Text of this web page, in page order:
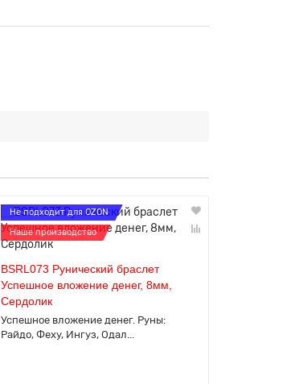
Не подходит для OZON
Наше производство
BSRL073 Рунический браслет
Успешное вложение денег, 8мм,
Сердолик
Успешное вложение денег. Руны:
Райдо, Феху, Ингуз, Одал...